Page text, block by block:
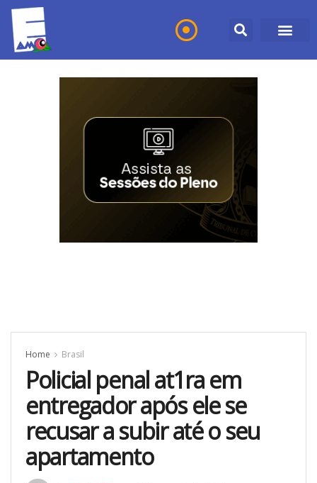
Home Brasil
Policial penal at1ra em
entregador após ele se
recusar a subir até o seu
apartamento